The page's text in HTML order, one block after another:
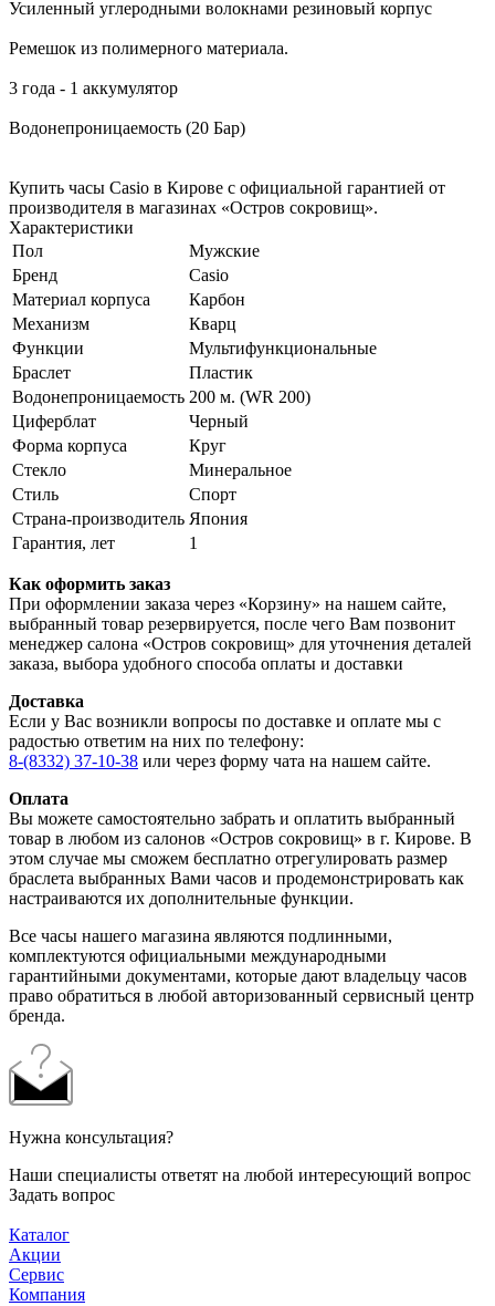
Усиленный углеродными волокнами резиновый корпус
Ремешок из полимерного материала.
3 года - 1 аккумулятор
Водонепроницаемость (20 Бар)
Купить часы Casio в Кирове с официальной гарантией от
производителя в магазинах «Остров сокровищ».
Характеристики
Пол
Мужские
Бренд
Casio
Материал корпуса
Карбон
Механизм
Кварц
Функции
Мультифункциональные
Браслет
Пластик
Водонепроницаемость 200 м. (WR 200)
Циферблат
Черный
Форма корпуса
Круг
Стекло
Минеральное
Стиль
Спорт
Страна-производитель Япония
Гарантия, лет
1
Как оформить заказ
При оформлении заказа через «Корзину» на нашем сайте,
выбранный товар резервируется, после чего Вам позвонит
менеджер салона «Остров сокровищ» для уточнения деталей
заказа, выбора удобного способа оплаты и доставки
Доставка
Если у Вас возникли вопросы по доставке и оплате мы с
радостью ответим на них по телефону:
8-(8332) 37-10-38 или через форму чата на нашем сайте.
Оплата
Вы можете самостоятельно забрать и оплатить выбранный
товар в любом из салонов «Остров сокровищ» в г. Кирове. В
этом случае мы сможем бесплатно отрегулировать размер
браслета выбранных Вами часов и продемонстрировать как
настраиваются их дополнительные функции.
Все часы нашего магазина являются подлинными,
комплектуются официальными международными
гарантийными документами, которые дают владельцу часов
право обратиться в любой авторизованный сервисный центр
бренда.
Нужна консультация?
Наши специалисты ответят на любой интересующий вопрос
Задать вопрос
Каталог
Акции
Сервис
Компания